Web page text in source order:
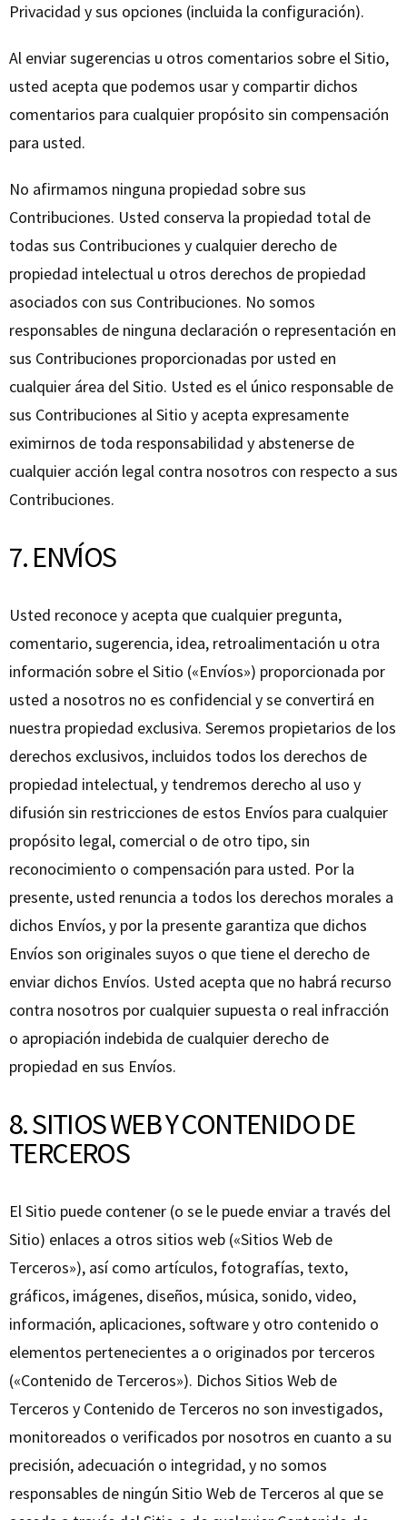
Privacidad y sus opciones (incluida la configuración).
Al enviar sugerencias u otros comentarios sobre el Sitio,
usted acepta que podemos usar y compartir dichos
comentarios para cualquier propósito sin compensación
para usted.
No afirmamos ninguna propiedad sobre sus
Contribuciones. Usted conserva la propiedad total de
todas sus Contribuciones y cualquier derecho de
propiedad intelectual u otros derechos de propiedad
asociados con sus Contribuciones. No somos
responsables de ninguna declaración o representación en
sus Contribuciones proporcionadas por usted en
cualquier área del Sitio. Usted es el único responsable de
sus Contribuciones al Sitio y acepta expresamente
eximirnos de toda responsabilidad y abstenerse de
cualquier acción legal contra nosotros con respecto a sus
Contribuciones.
7. ENVÍOS
Usted reconoce y acepta que cualquier pregunta,
comentario, sugerencia, idea, retroalimentación u otra
información sobre el Sitio («Envíos») proporcionada por
usted a nosotros no es confidencial y se convertirá en
nuestra propiedad exclusiva. Seremos propietarios de los
derechos exclusivos, incluidos todos los derechos de
propiedad intelectual, y tendremos derecho al uso y
difusión sin restricciones de estos Envíos para cualquier
propósito legal, comercial o de otro tipo, sin
reconocimiento o compensación para usted. Por la
presente, usted renuncia a todos los derechos morales a
dichos Envíos, y por la presente garantiza que dichos
Envíos son originales suyos o que tiene el derecho de
enviar dichos Envíos. Usted acepta que no habrá recurso
contra nosotros por cualquier supuesta o real infracción
o apropiación indebida de cualquier derecho de
propiedad en sus Envíos.
8. SITIOS WEB Y CONTENIDO DE
TERCEROS
El Sitio puede contener (o se le puede enviar a través del
Sitio) enlaces a otros sitios web («Sitios Web de
Terceros»), así como artículos, fotografías, texto,
gráficos, imágenes, diseños, música, sonido, video,
información, aplicaciones, software y otro contenido o
elementos pertenecientes a o originados por terceros
(«Contenido de Terceros»). Dichos Sitios Web de
Terceros y Contenido de Terceros no son investigados,
monitoreados o verificados por nosotros en cuanto a su
precisión, adecuación o integridad, y no somos
responsables de ningún Sitio Web de Terceros al que se